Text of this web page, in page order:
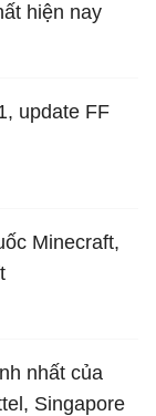
hiện nay
update FF
Minecraft,
nhất của
Singapore